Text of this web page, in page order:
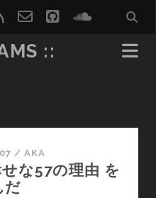
rss email-
form
github
::
/AKA
な57の理由 を
だ